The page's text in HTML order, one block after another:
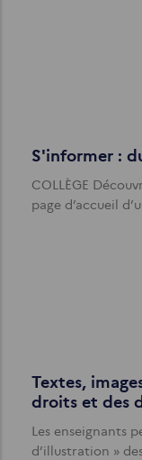
S'informer :
COLLÈGE
page d’accueil
Textes,
droits et des
Les enseignants
d’illustration »